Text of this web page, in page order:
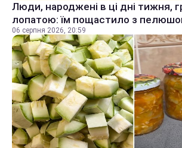
Люди, народжені в ці дні тижня,
лопатою: їм пощастило з
06 серпня 2026, 20:59